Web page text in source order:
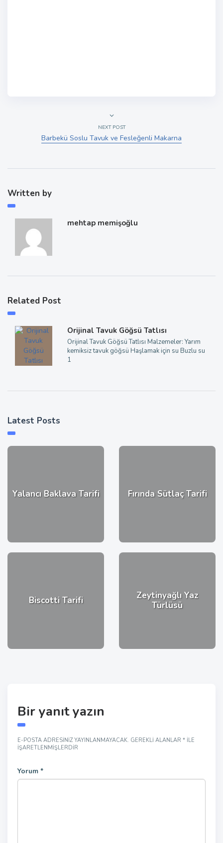
NEXT POST
Barbekü Soslu Tavuk ve Fesleğenli Makarna
Written by
mehtap memişoğlu
Related Post
Orijinal Tavuk Göğsü Tatlısı
Orijinal Tavuk Göğsü Tatlısı Malzemeler: Yarım
kemiksiz tavuk göğsü Haşlamak için su Buzlu su
1
Latest Posts
Yalancı Baklava Tarifi Fırında Sütlaç Tarifi
Biscotti Tarifi
Zeytinyağlı Yaz
Türlüsü
Bir yanıt yazın
E-POSTA ADRESINIZ YAYINLANMAYACAK. GEREKLI ALANLAR * ILE
IŞARETLENMIŞLERDIR
Yorum *